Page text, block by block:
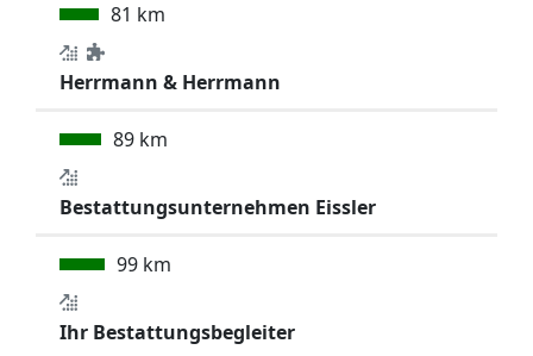
81 km
Herrmann & Herrmann
89 km
Bestattungsunternehmen Eissler
99 km
Ihr Bestattungsbegleiter